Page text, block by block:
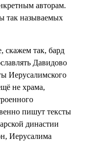
авторам.
так называемых
так, бард
Давидово
Иерусалимского
не храма,
пишут тексты
династии
Иерусалима